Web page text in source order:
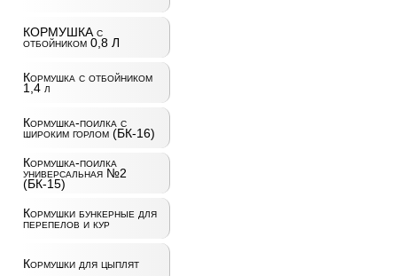
КОРМУШКА с
отбойником 0,8 Л
Кормушка с отбойником
1,4 л
Кормушка-поилка с
широким горлом (БК-16)
Кормушка-поилка
универсальная №2
(БК-15)
Кормушки бункерные для
перепелов и кур
Кормушки для цыплят